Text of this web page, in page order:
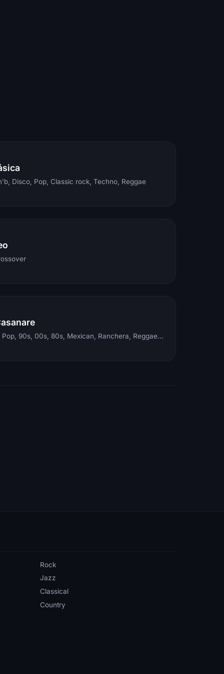
Disco, Pop, Classic rock, Techno, Reggae
Electronic, Rock, Pop, 90s, 00s, 80s, Mexican, Ranchera, Reggaeton, Instrumental, Salsa, Merengue, Tropical, Romantic, Vallenato, Llanera
Rock
Jazz
Classical
Country